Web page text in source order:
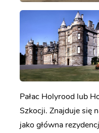
Pałac Holyrood lub
Szkocji. Znajduje się
jako główna